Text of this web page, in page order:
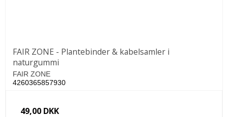
FAIR ZONE - Plantebinder & kabelsamler i
naturgummi
FAIR ZONE
4260365857930
49,00 DKK